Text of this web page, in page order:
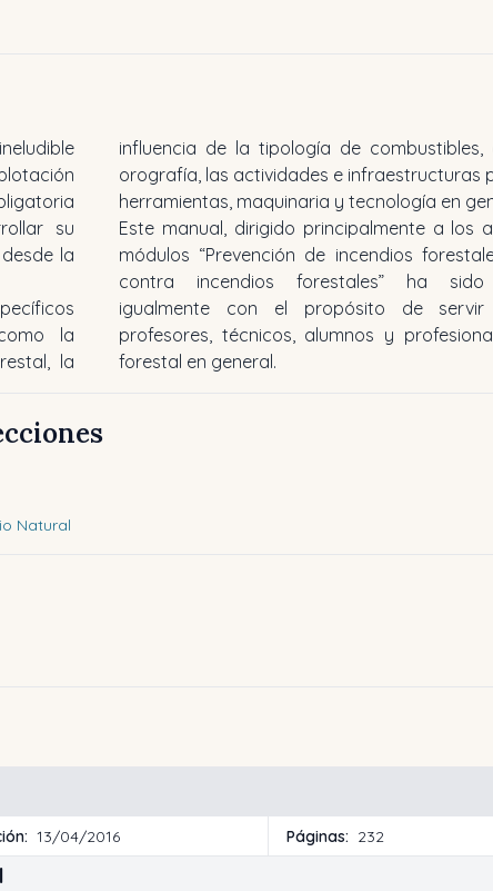
su
la
la
la
influencia de la tipología de combustibles,
orografía, las actividades e infraestructuras
herramientas, maquinaria y tecnología en
Este manual, dirigido principalmente a los
módulos “Prevención de incendios
contra incendios forestales” ha sido
igualmente con el propósito de
profesores, técnicos, alumnos y
forestal en general.
Natural
13/04/2016 Páginas: 232